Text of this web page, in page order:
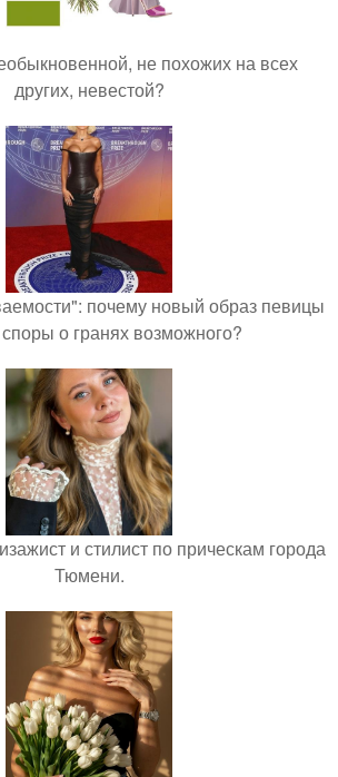
не похожих на всех
других, невестой?
почему новый образ певицы
о гранях возможного?
и стилист по прическам города
Тюмени.